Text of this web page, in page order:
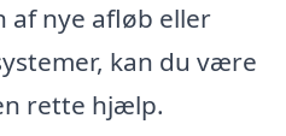
af nye afløb eller
kan du være
rette hjælp.